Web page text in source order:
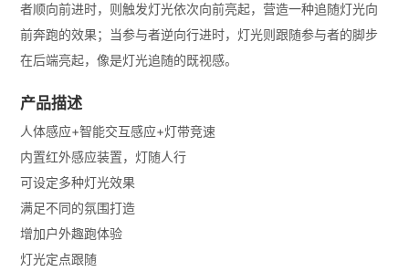
者顺向前进时，则触发灯光依次向前亮起，营造一种追随灯光向
前奔跑的效果；当参与者逆向行进时，灯光则跟随参与者的脚步
在后端亮起，像是灯光追随的既视感。
产品描述
人体感应+智能交互感应+灯带竞速
内置红外感应装置，灯随人行
可设定多种灯光效果
满足不同的氛围打造
增加户外趣跑体验
灯光定点跟随